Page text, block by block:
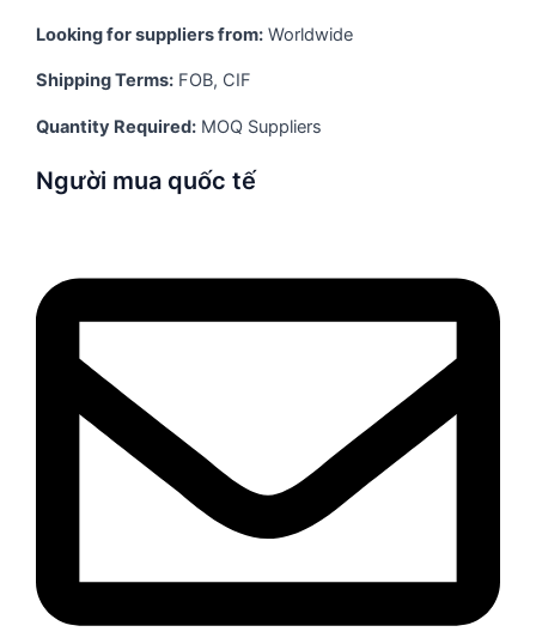
Looking for suppliers from: Worldwide
Shipping Terms: FOB, CIF
Quantity Required: MOQ Suppliers
Người mua quốc tế